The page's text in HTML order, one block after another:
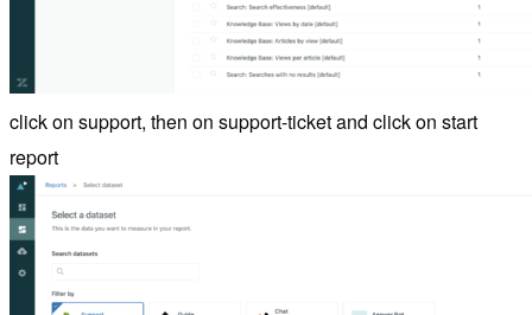
click on support, then on support-ticket and click on start
report